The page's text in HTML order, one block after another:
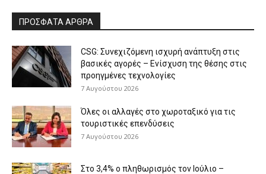
ΠΡΟΣΦΑΤΑ ΑΡΘΡΑ
CSG: Συνεχιζόμενη ισχυρή ανάπτυξη στις
βασικές αγορές – Ενίσχυση της θέσης στις
προηγμένες τεχνολογίες
7 Αυγούστου 2026
Όλες οι αλλαγές στο χωροταξικό για τις
τουριστικές επενδύσεις
7 Αυγούστου 2026
Στο 3,4% ο πληθωρισμός τον Ιούλιο –